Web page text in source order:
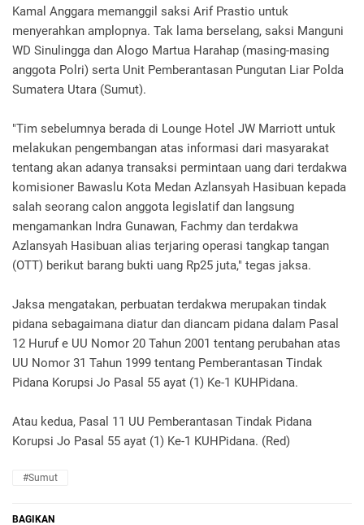
Kamal Anggara memanggil saksi Arif Prastio untuk
menyerahkan amplopnya. Tak lama berselang, saksi Manguni
WD Sinulingga dan Alogo Martua Harahap (masing-masing
anggota Polri) serta Unit Pemberantasan Pungutan Liar Polda
Sumatera Utara (Sumut).
"Tim sebelumnya berada di Lounge Hotel JW Marriott untuk
melakukan pengembangan atas informasi dari masyarakat
tentang akan adanya transaksi permintaan uang dari terdakwa
komisioner Bawaslu Kota Medan Azlansyah Hasibuan kepada
salah seorang calon anggota legislatif dan langsung
mengamankan Indra Gunawan, Fachmy dan terdakwa
Azlansyah Hasibuan alias terjaring operasi tangkap tangan
(OTT) berikut barang bukti uang Rp25 juta," tegas jaksa.
Jaksa mengatakan, perbuatan terdakwa merupakan tindak
pidana sebagaimana diatur dan diancam pidana dalam Pasal
12 Huruf e UU Nomor 20 Tahun 2001 tentang perubahan atas
UU Nomor 31 Tahun 1999 tentang Pemberantasan Tindak
Pidana Korupsi Jo Pasal 55 ayat (1) Ke-1 KUHPidana.
Atau kedua, Pasal 11 UU Pemberantasan Tindak Pidana
Korupsi Jo Pasal 55 ayat (1) Ke-1 KUHPidana. (Red)
#Sumut
BAGIKAN